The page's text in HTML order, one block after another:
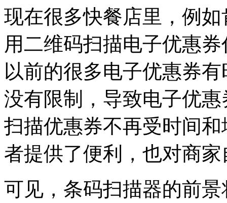
现在很多快餐店里，例
用二维码扫描电子优惠
以前的很多电子优惠券
没有限制，导致电子优
扫描优惠券不再受时间
者提供了便利，也对商
可见，条码扫描器的前